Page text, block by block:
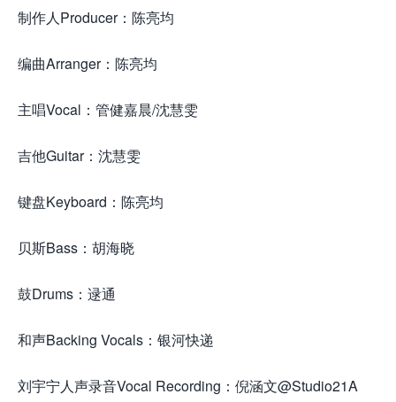
制作人Producer：陈亮均
编曲Arranger：陈亮均
主唱Vocal：管健嘉晨/沈慧雯
吉他Guitar：沈慧雯
键盘Keyboard：陈亮均
贝斯Bass：胡海晓
鼓Drums：逯通
和声Backing Vocals：银河快递
刘宇宁人声录音Vocal Recording：倪涵文@Studio21A